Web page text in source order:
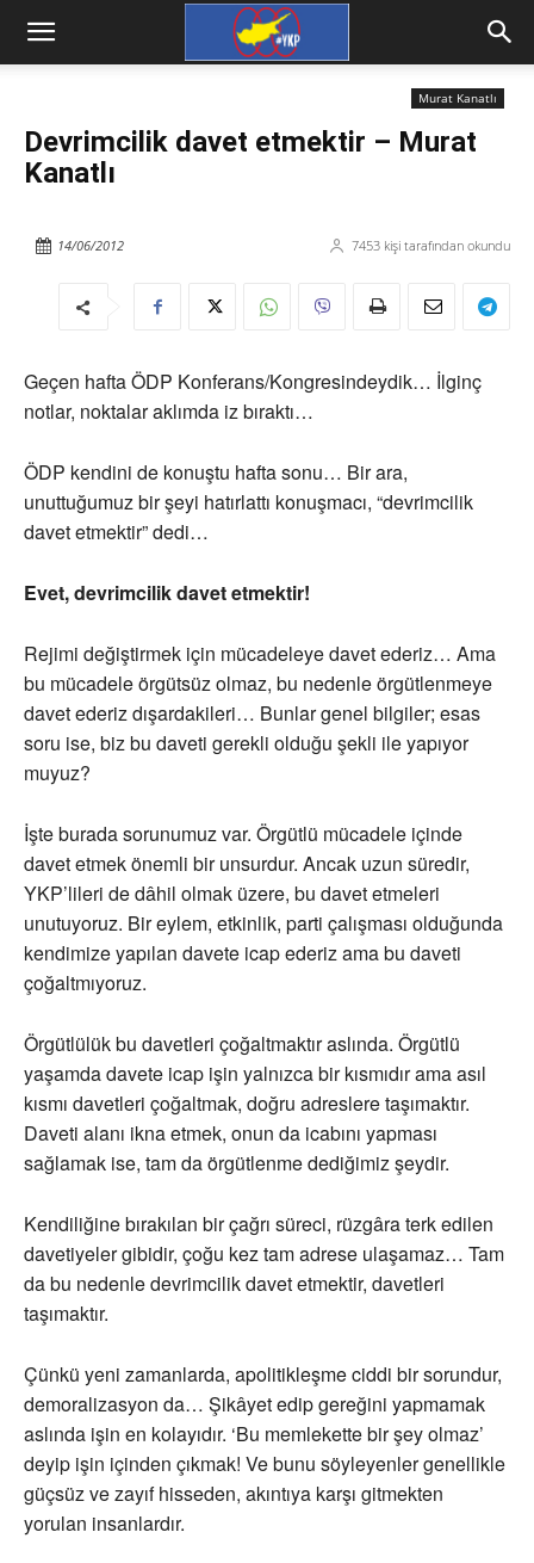
Murat Kanatlı
Devrimcilik davet etmektir – Murat
Kanatlı
7453 kişi tarafından okundu
14/06/2012
Geçen hafta ÖDP Konferans/Kongresindeydik… İlginç
notlar, noktalar aklımda iz bıraktı…
ÖDP kendini de konuştu hafta sonu… Bir ara,
unuttuğumuz bir şeyi hatırlattı konuşmacı, “devrimcilik
davet etmektir” dedi…
Evet, devrimcilik davet etmektir!
Rejimi değiştirmek için mücadeleye davet ederiz… Ama
bu mücadele örgütsüz olmaz, bu nedenle örgütlenmeye
davet ederiz dışardakileri… Bunlar genel bilgiler; esas
soru ise, biz bu daveti gerekli olduğu şekli ile yapıyor
muyuz?
İşte burada sorunumuz var. Örgütlü mücadele içinde
davet etmek önemli bir unsurdur. Ancak uzun süredir,
YKP’lileri de dâhil olmak üzere, bu davet etmeleri
unutuyoruz. Bir eylem, etkinlik, parti çalışması olduğunda
kendimize yapılan davete icap ederiz ama bu daveti
çoğaltmıyoruz.
Örgütlülük bu davetleri çoğaltmaktır aslında. Örgütlü
yaşamda davete icap işin yalnızca bir kısmıdır ama asıl
kısmı davetleri çoğaltmak, doğru adreslere taşımaktır.
Daveti alanı ikna etmek, onun da icabını yapması
sağlamak ise, tam da örgütlenme dediğimiz şeydir.
Kendiliğine bırakılan bir çağrı süreci, rüzgâra terk edilen
davetiyeler gibidir, çoğu kez tam adrese ulaşamaz… Tam
da bu nedenle devrimcilik davet etmektir, davetleri
taşımaktır.
Çünkü yeni zamanlarda, apolitikleşme ciddi bir sorundur,
demoralizasyon da… Şikâyet edip gereğini yapmamak
aslında işin en kolayıdır. ‘Bu memlekette bir şey olmaz’
deyip işin içinden çıkmak! Ve bunu söyleyenler genellikle
güçsüz ve zayıf hisseden, akıntıya karşı gitmekten
yorulan insanlardır.